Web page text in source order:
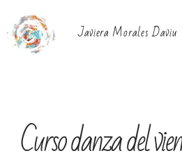
Javiera Morales Daviu
Curso danza del